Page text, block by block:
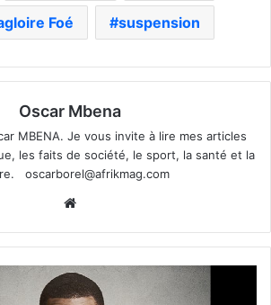
Foé suspension
Oscar Mbena
MBENA. Je vous invite à lire mes articles
les faits de société, le sport, la santé et la
oscarborel@afrikmag.com